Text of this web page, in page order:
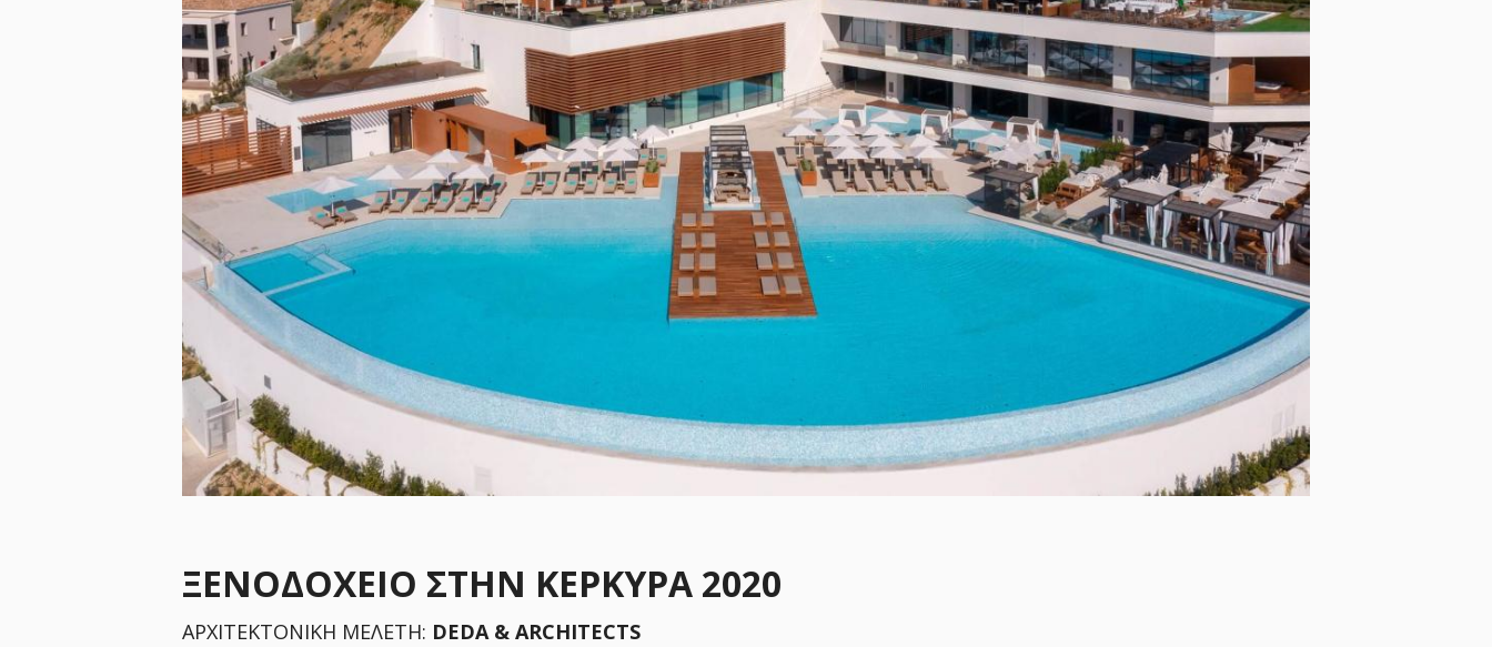
ΞΕΝΟΔΟΧΕΙΟ ΣΤΗΝ ΚΕΡΚΥΡΑ 2020
ΑΡΧΙΤΕΚΤΟΝΙΚΗ ΜΕΛΕΤΗ: DEDA & ARCHITECTS